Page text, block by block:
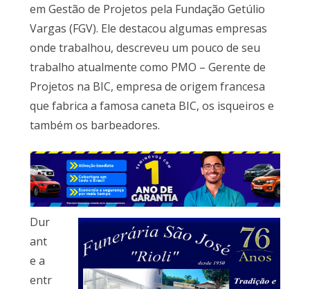
em Gestão de Projetos pela Fundação Getúlio
Vargas (FGV). Ele destacou algumas empresas
onde trabalhou, descreveu um pouco de seu
trabalho atualmente como PMO – Gerente de
Projetos na BIC, empresa de origem francesa
que fabrica a famosa caneta BIC, os isqueiros e
também os barbeadores.
Dur
ant
e a
entr